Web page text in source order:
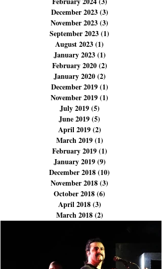
June 2024(5) 5 posts
April 2024(4)4 posts
March 2024(9)9 posts
February 2024(3)3 posts
December 2023(3)
November 2023 (3)
September 2023(1)
August 2023(1)1 post
January 2023(1)1 post
February 2020(2)
January 2020(2)
December 2019(1)
November 2019 (1)
July 2019(5)5 posts
June 2019(5)5 posts
April 2019(2)2 posts
March 2019(1)1 post
February 2019 (1)
January 2019(9)
December 2018(10)
November 2018(3)3 posts
April 2018(3)3 posts
March 2018(2)2 posts